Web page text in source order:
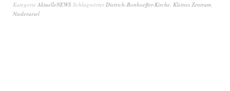
Kategorie AktuelleNEWS SchlagwörterDietrich-Bonhoeffer-Kirche, Kleines Zentrum,
Niederursel